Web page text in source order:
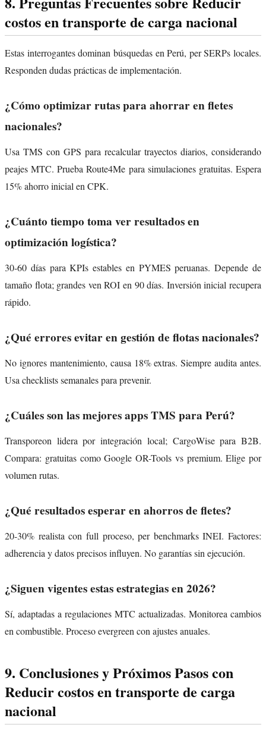
costos en transporte de carga nacional
Estas interrogantes dominan búsquedas en Perú, per SERPs locales.
Responden dudas prácticas de implementación.
¿Cómo optimizar rutas para ahorrar en fletes
nacionales?
Usa TMS con GPS para recalcular trayectos diarios, considerando
peajes MTC. Prueba Route4Me para simulaciones gratuitas. Espera
15% ahorro inicial en CPK.
¿Cuánto tiempo toma ver resultados en
optimización logística?
30-60 días para KPIs estables en PYMES peruanas. Depende de
tamaño flota; grandes ven ROI en 90 días. Inversión inicial recupera
rápido.
¿Qué errores evitar en gestión de flotas nacionales?
No ignores mantenimiento, causa 18% extras. Siempre audita antes.
Usa checklists semanales para prevenir.
¿Cuáles son las mejores apps TMS para Perú?
Transporeon lidera por integración local; CargoWise para B2B.
Compara: gratuitas como Google OR-Tools vs premium. Elige por
volumen rutas.
¿Qué resultados esperar en ahorros de fletes?
20-30% realista con full proceso, per benchmarks INEI. Factores:
adherencia y datos precisos influyen. No garantías sin ejecución.
¿Siguen vigentes estas estrategias en 2026?
Sí, adaptadas a regulaciones MTC actualizadas. Monitorea cambios
en combustible. Proceso evergreen con ajustes anuales.
9. Conclusiones y Próximos Pasos con
Reducir costos en transporte de carga
nacional